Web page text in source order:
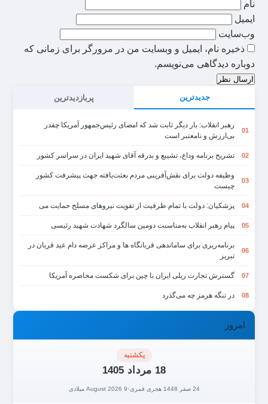
جدیدترین پربازدیدترین
01
رهبر انقلاب: بار دیگر ثابت شد که امضای رئیس‌جمهور آمریکا چقدر
بی‌ارزش و نامعتبر است
02 تشریح برنامه وداع، تشییع و بدرقه آقای شهید ایران در سراسر کشور
03
وظیفه دولت برای نقش‌آفرینی مردم بعثت‌یافته جهت پیشرفت کشور
چیست
04 پزشکیان: دولت با تمام ظرفیت از تقویت نیروهای مسلح حمایت می
05 پیام رهبر انقلاب به‌مناسبت دومین سالگرد شهادت شهید رئیسی
06
برنامه‌ریزی برای ساماندهی قربانگاه ها و مراکز عرضه دام عید قربان در
تبریز
07 گسترش تجارت ریلی ایران با چین برای شکست محاصره آمریکا
08 در تنگه هرمز چه می‌گذرد
امروز
یکشنبه
18 مرداد 1405
24 صفر 1448 هجری قمری •9 August 2026 میلادی
نام
ایمیل
وب‌سایت
ذخیره نام، ایمیل و وبسایت من در مرورگر برای زمانی که
دوباره دیدگاهی می‌نویسم.
ارسال نظر